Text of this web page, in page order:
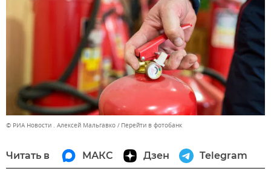
© РИА Новости . Алексей Мальгавко Перейти в фотобанк
Читать в МАКС Дзен Telegram